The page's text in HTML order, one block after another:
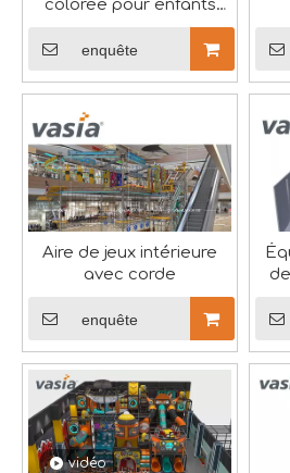
Huaxia Amusement Co., Ltd.,
EXPO RAAPA 2024 - Vasia
Nous participerons au salon
colorée pour enfants
Commercial-Vasia
enquête
Aire de jeux intérieure
avec corde
enquête
vidéo